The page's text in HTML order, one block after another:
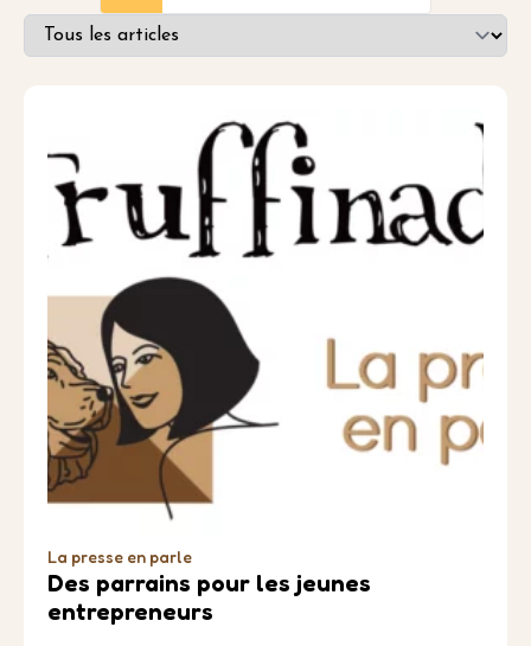
Des parrains pour les jeunes
entrepreneurs
La presse en parle